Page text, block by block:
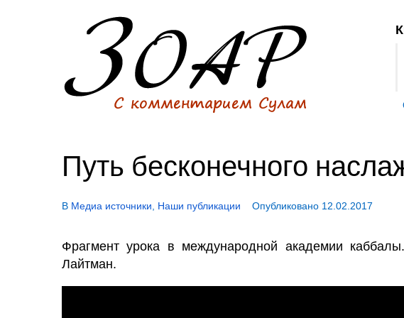
Путь бесконечного
В Медиа источники Наши публикации Опубликовано 12.02.2017
Фрагмент урока в международной академии
Лайтман.